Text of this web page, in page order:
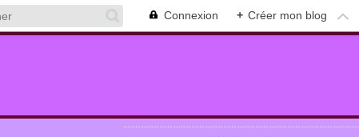
Connexion + Créer mon blog